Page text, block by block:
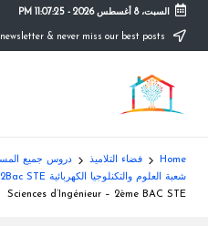
content
السبت، 8 أغسطس 2026 -
11:07:26 PM
م
و
ق
ع
التعليم
الصريح
Home فضاء التلاميذ دروس جميع
شعبة العلوم والتكنلوجيا الكهربائية 2Bac STE
Sciences d’Ingénieur – 2ème BAC STE